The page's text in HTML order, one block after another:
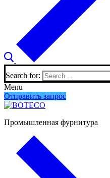
Search for:
Menu
Отправить запрос
Промышленная фурнитура